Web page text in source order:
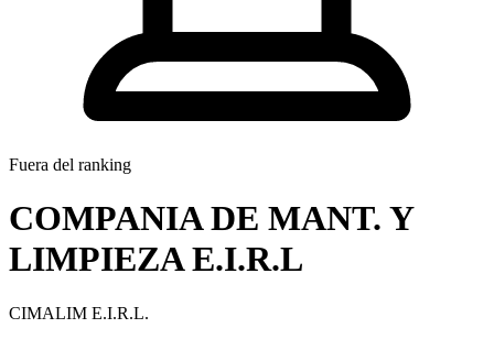
Fuera del ranking
COMPANIA DE MANT. Y
LIMPIEZA E.I.R.L
CIMALIM E.I.R.L.